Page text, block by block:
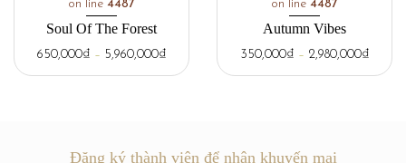
on line 4487
Soul Of The Forest
650,000₫ – 5,960,000₫
on line 4487
Autumn Vibes
350,000₫ – 2,980,000₫
Đăng ký thành viên để nhận khuyến mại